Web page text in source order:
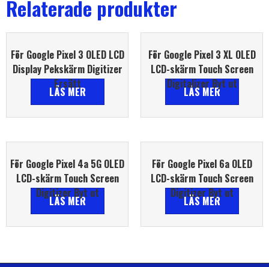
Relaterade produkter
För Google Pixel 3 OLED LCD
Display Pekskärm Digitizer
Ersätt
LÄS MER
För Google Pixel 3 XL OLED
LCD-skärm Touch Screen
Digitalizer Byt ut
LÄS MER
För Google Pixel 4a 5G OLED
LCD-skärm Touch Screen
Digitizer Byt ut
LÄS MER
För Google Pixel 6a OLED
LCD-skärm Touch Screen
Digitizer Byt ut
LÄS MER